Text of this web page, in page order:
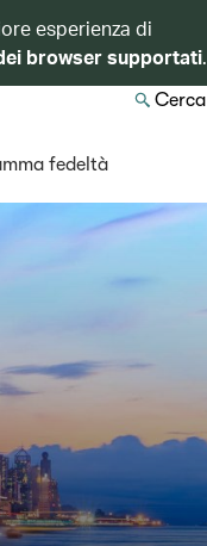
esperienza di
browser supportati.
Cerca
fedeltà